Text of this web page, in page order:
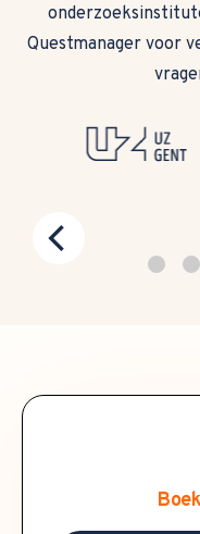
Questmanager voor